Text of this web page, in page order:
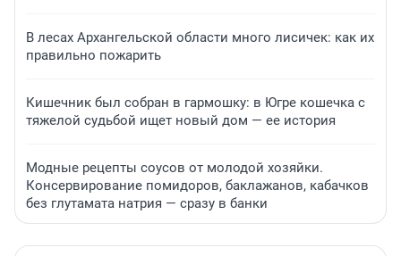
В лесах Архангельской области много лисичек: как их
правильно пожарить
Кишечник был собран в гармошку: в Югре кошечка с
тяжелой судьбой ищет новый дом — ее история
Модные рецепты соусов от молодой хозяйки.
Консервирование помидоров, баклажанов, кабачков
без глутамата натрия — сразу в банки